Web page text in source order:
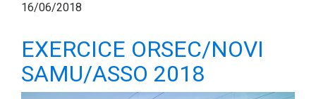
16/06/2018
EXERCICE ORSEC/NOVI
SAMU/ASSO 2018